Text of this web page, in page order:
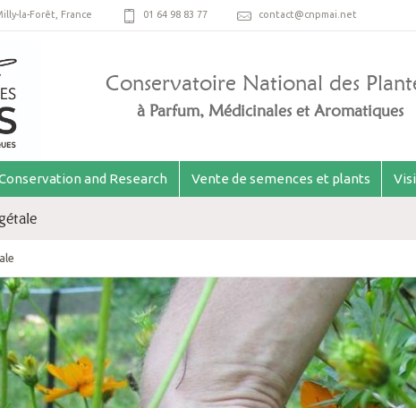
la-Forêt, France 01 64 98 83 77 contact@cnpmai.net
Conservatoire National des
à Parfum, Médicinales et Aromatiques
and Research Vente de semences et plants